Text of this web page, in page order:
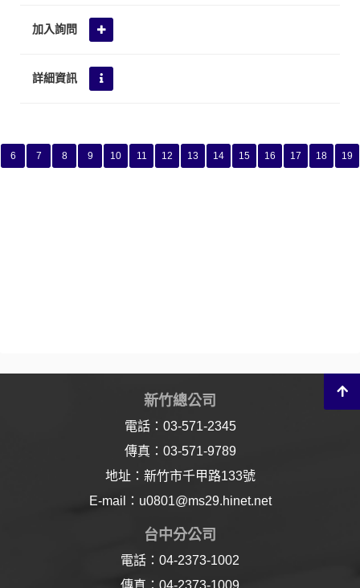
6 7 8 9 10 11 12 13 14 15 16 17 18 19
新竹總公司
電話：03-571-2345
傳真：03-571-9789
地址：新竹市千甲路133號
E-mail：u0801@ms29.hinet.net
台中分公司
電話：04-2373-1002
傳真：04-2373-1009